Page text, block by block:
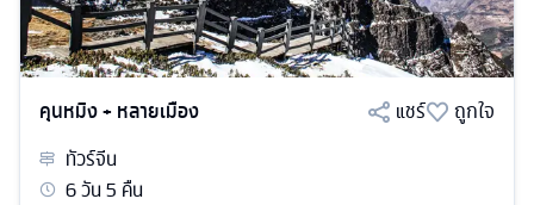
คุนหมิง + หลายเมือง แชร์
ถูกใจ
ทัวร์จีน
6วัน5 คืน